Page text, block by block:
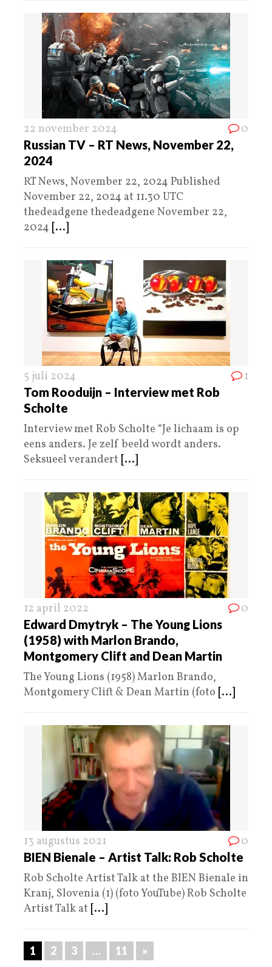
22 november 2024 0
Russian TV – RT News, November 22,
2024
RT News, November 22, 2024 Published
November 22, 2024 at 11.30 UTC
thedeadgene thedeadgene November 22,
2024 [...]
5 juli 2024 1
Tom Rooduijn – Interview met Rob
Scholte
Interview met Rob Scholte “Je lichaam is op
eens anders. Je zelf beeld wordt anders.
Seksueel verandert [...]
12 april 2022 0
Edward Dmytryk – The Young Lions
(1958) with Marlon Brando,
Montgomery Clift and Dean Martin
The Young Lions (1958) Marlon Brando,
Montgomery Clift & Dean Martin (foto [...]
13 augustus 2021 0
BIEN Bienale – Artist Talk: Rob Scholte
Rob Scholte Artist Talk at the BIEN Bienale in
Kranj, Slovenia (1) (foto YouTube) Rob Scholte
Artist Talk at [...]
1 2 3 … 11 »